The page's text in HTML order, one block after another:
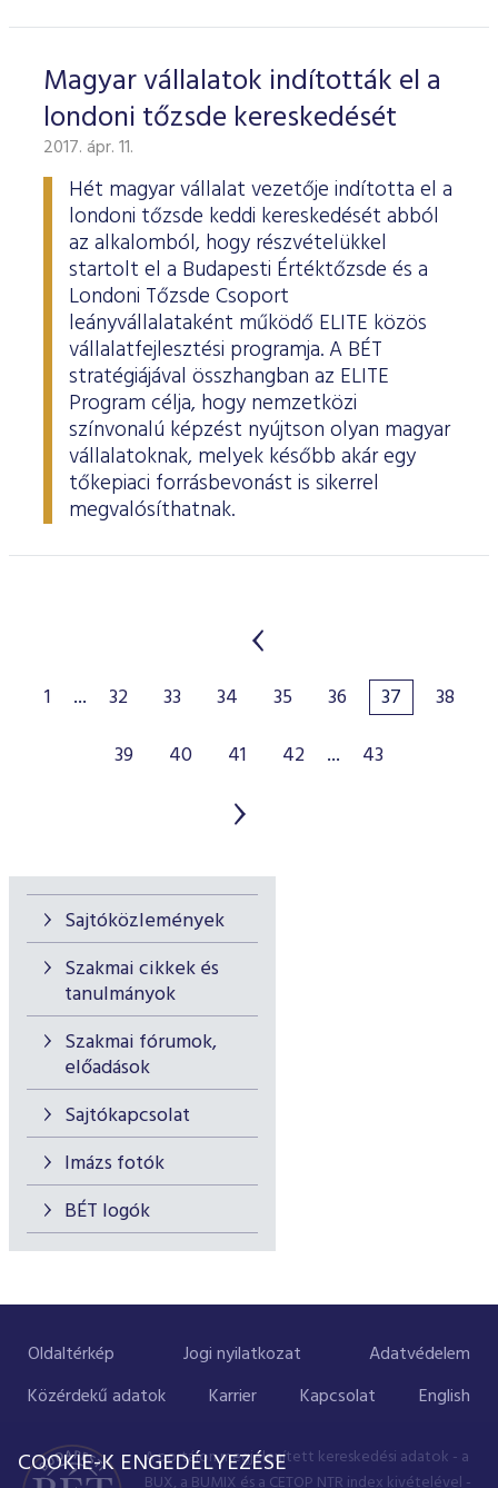
Sajtóközlemények
Szakmai cikkek és
tanulmányok
Szakmai fórumok,
előadások
Sajtókapcsolat
Imázs fotók
BÉT logók
Magyar vállalatok indították el a
londoni tőzsde kereskedését
2017. ápr. 11.
Hét magyar vállalat vezetője indította el a
londoni tőzsde keddi kereskedését abból
az alkalomból, hogy részvételükkel
startolt el a Budapesti Értéktőzsde és a
Londoni Tőzsde Csoport
leányvállalataként működő ELITE közös
vállalatfejlesztési programja. A BÉT
stratégiájával összhangban az ELITE
Program célja, hogy nemzetközi
színvonalú képzést nyújtson olyan magyar
vállalatoknak, melyek később akár egy
tőkepiaci forrásbevonást is sikerrel
megvalósíthatnak.
1 ... 32 33 34 35 36 37
38
39
40 41 42 ... 43
Oldaltérkép Jogi nyilatkozat
Adatvédelem
Közérdekű adatok
Karrier Kapcsolat English
A portálon megjelenített kereskedési adatok - a
COOKIE-K ENGEDÉLYEZÉSE